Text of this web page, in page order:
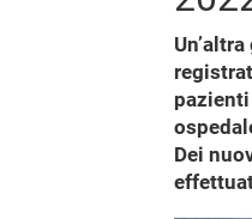
Dei